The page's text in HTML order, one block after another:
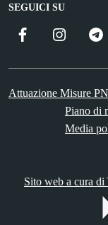
SEGUICI SU
Facebook Instagram
Attuazione Misure
Piano di
Media
Sito web a cura di